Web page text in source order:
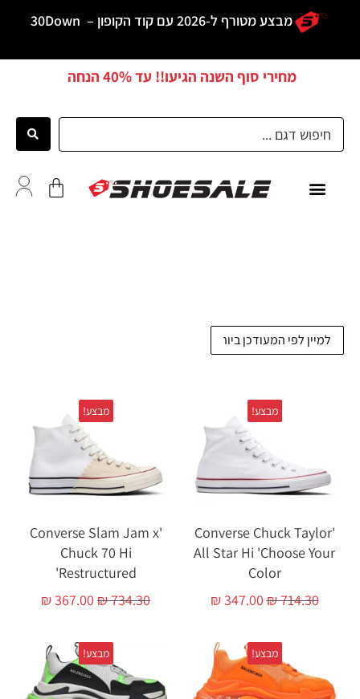
מבצע מטורף ל-2026 עם קוד הקופון – 30Down
מחירי סוף השנה הגיעו!! עד40% הנחה
מבצע!
'Converse Chuck Taylor
All Star Hi 'Choose Your
Color
₪714.30
₪347.00
מבצע!
'Converse Slam Jam x
Chuck 70 Hi
'Restructured
₪734.30
₪367.00
מבצע! מבצע!